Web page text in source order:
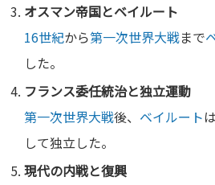
オスマン帝国とベイルート
16世紀から第一次世界大戦まで
した。
フランス委任統治と独立運動
第一次世界大戦後、 ベイルートは
して独立した。
現代の内戦と復興